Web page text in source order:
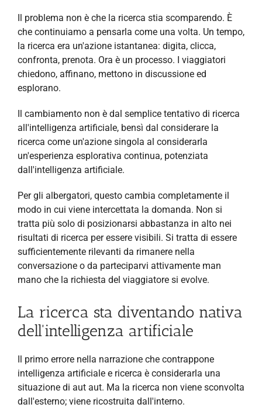
Il problema non è che la ricerca stia scomparendo. È
che continuiamo a pensarla come una volta. Un tempo,
la ricerca era un'azione istantanea: digita, clicca,
confronta, prenota. Ora è un processo. I viaggiatori
chiedono, affinano, mettono in discussione ed
esplorano.
Il cambiamento non è dal semplice tentativo di ricerca
all'intelligenza artificiale, bensì dal considerare la
ricerca come un'azione singola al considerarla
un'esperienza esplorativa continua, potenziata
dall'intelligenza artificiale.
Per gli albergatori, questo cambia completamente il
modo in cui viene intercettata la domanda. Non si
tratta più solo di posizionarsi abbastanza in alto nei
risultati di ricerca per essere visibili. Si tratta di essere
sufficientemente rilevanti da rimanere nella
conversazione o da parteciparvi attivamente man
mano che la richiesta del viaggiatore si evolve.
La ricerca sta diventando nativa
dell'intelligenza artificiale
Il primo errore nella narrazione che contrappone
intelligenza artificiale e ricerca è considerarla una
situazione di aut aut. Ma la ricerca non viene sconvolta
dall'esterno; viene ricostruita dall'interno.